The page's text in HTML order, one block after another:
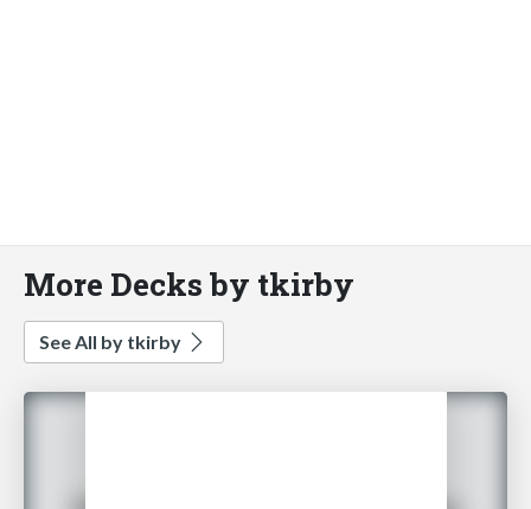
More Decks by tkirby
See All by tkirby